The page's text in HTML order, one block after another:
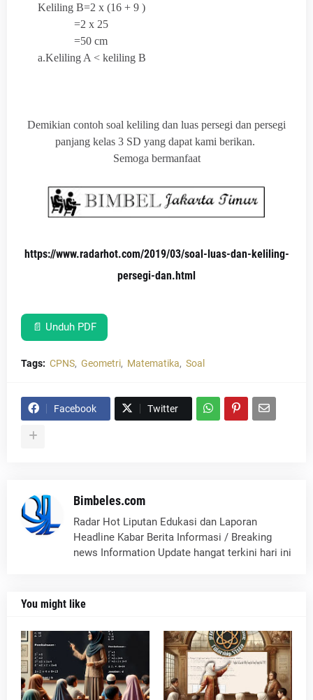
Keliling B=2 x (16 + 9 )
=2 x 25
=50 cm
a.Keliling A < keliling B
Demikian contoh soal keliling dan luas persegi dan persegi
panjang kelas 3 SD yang dapat kami berikan.
Semoga bermanfaat
https://www.radarhot.com/2019/03/soal-luas-dan-keliling-
persegi-dan.html
📄 Unduh PDF
Tags: CPNS Geometri Matematika Soal
Facebook Twitter
Bimbeles.com
Radar Hot Liputan Edukasi dan Laporan
Headline Kabar Berita Informasi / Breaking
news Information Update hangat terkini hari ini
You might like